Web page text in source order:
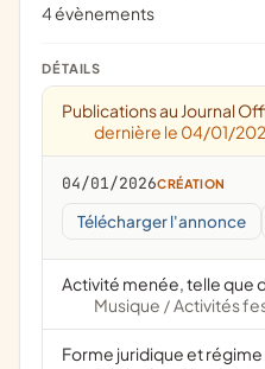
4 évènements
DÉTAILS
Publications au Journal
dernière le 04/01/
04/01/2026CRÉATION
Télécharger l'annonce
Activité menée, telle que
Musique / Activités
Forme juridique et